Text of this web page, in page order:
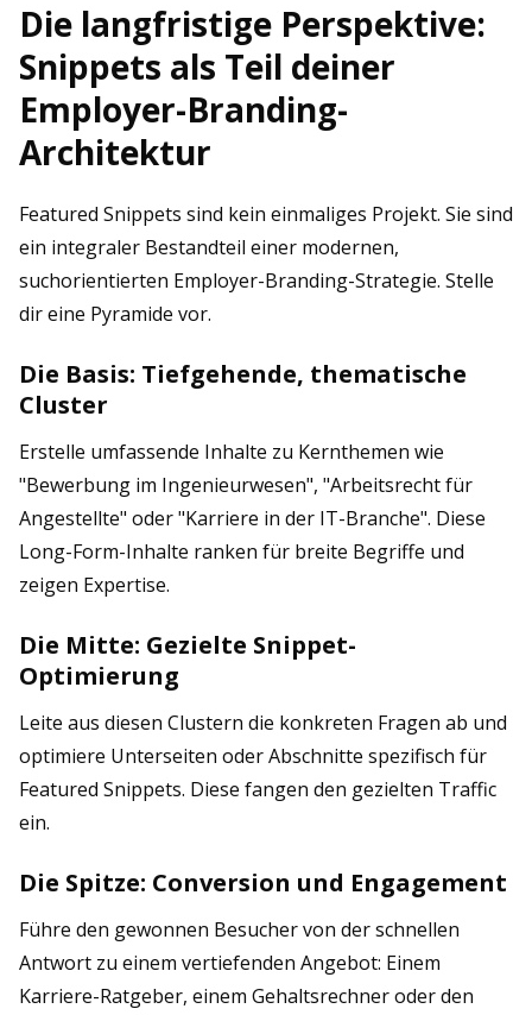
Die langfristige Perspektive:
Snippets als Teil deiner
Employer-Branding-
Architektur
Featured Snippets sind kein einmaliges Projekt. Sie sind
ein integraler Bestandteil einer modernen,
suchorientierten Employer-Branding-Strategie. Stelle
dir eine Pyramide vor.
Die Basis: Tiefgehende, thematische
Cluster
Erstelle umfassende Inhalte zu Kernthemen wie
"Bewerbung im Ingenieurwesen", "Arbeitsrecht für
Angestellte" oder "Karriere in der IT-Branche". Diese
Long-Form-Inhalte ranken für breite Begriffe und
zeigen Expertise.
Die Mitte: Gezielte Snippet-
Optimierung
Leite aus diesen Clustern die konkreten Fragen ab und
optimiere Unterseiten oder Abschnitte spezifisch für
Featured Snippets. Diese fangen den gezielten Traffic
ein.
Die Spitze: Conversion und Engagement
Führe den gewonnen Besucher von der schnellen
Antwort zu einem vertiefenden Angebot: Einem
Karriere-Ratgeber, einem Gehaltsrechner oder den